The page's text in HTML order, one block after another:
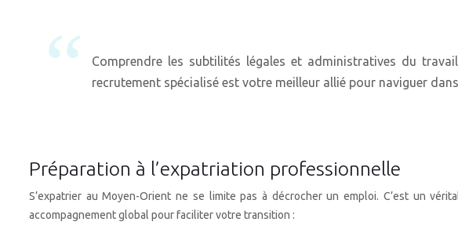
Comprendre les subtilités légales et administratives du
recrutement spécialisé est votre meilleur allié pour naviguer
Préparation à l’expatriation professionnelle
S’expatrier au Moyen-Orient ne se limite pas à décrocher un emploi. C’est un
accompagnement global pour faciliter votre transition :